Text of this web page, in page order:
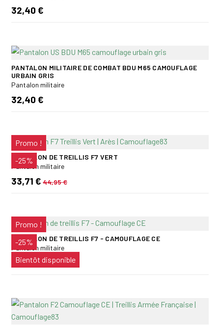
32,40 €
PANTALON MILITAIRE DE COMBAT BDU M65 CAMOUFLAGE
URBAIN GRIS
Pantalon militaire
32,40 €
Promo !
-25%
PANTALON DE TREILLIS F7 VERT
Pantalon militaire
33,71 € 44,95 €
Promo !
-25%
Bientôt disponible
PANTALON DE TREILLIS F7 - CAMOUFLAGE CE
Pantalon militaire
33,71 €